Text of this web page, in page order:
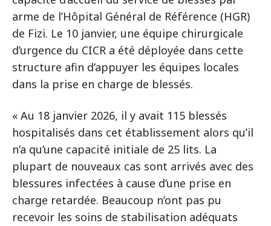
arme de l’Hôpital Général de Référence (HGR)
de Fizi. Le 10 janvier, une équipe chirurgicale
d’urgence du CICR a été déployée dans cette
structure afin d’appuyer les équipes locales
dans la prise en charge de blessés.
« Au 18 janvier 2026, il y avait 115 blessés
hospitalisés dans cet établissement alors qu’il
n’a qu’une capacité initiale de 25 lits. La
plupart de nouveaux cas sont arrivés avec des
blessures infectées à cause d’une prise en
charge retardée. Beaucoup n’ont pas pu
recevoir les soins de stabilisation adéquats